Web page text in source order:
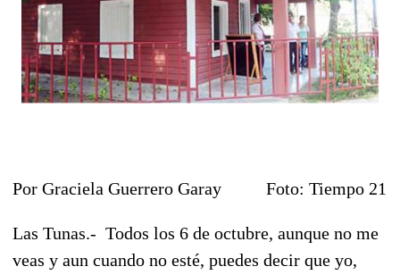
Por Graciela Guerrero Garay Foto: Tiempo 21
Las Tunas.- Todos los 6 de octubre, aunque no me
veas y aun cuando no esté, puedes decir que yo,